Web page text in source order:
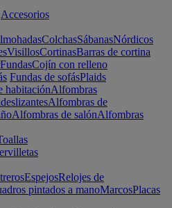
Accesorios
ColchasSábanasNórdicos
VisillosCortinasBarras de cortina
FundasCojín con relleno
Fundas de sofásPlaids
habitaciónAlfombras
Alfombras de
Alfombras de salónAlfombras
EspejosRelojes de
pintados a manoMarcosPlacas